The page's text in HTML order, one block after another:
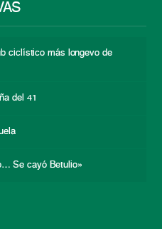
ciclístico más longevo de
del 41
Se cayó Betulio»